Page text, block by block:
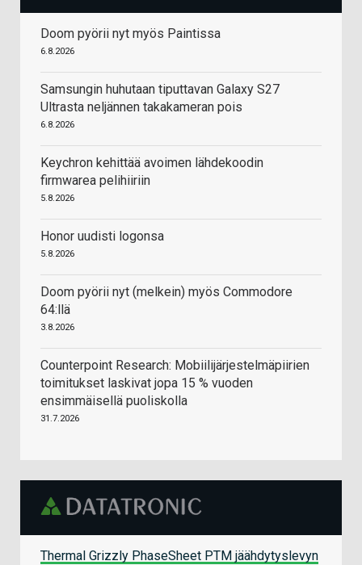
Doom pyörii nyt myös Paintissa
6.8.2026
Samsungin huhutaan tiputtavan Galaxy S27
Ultrasta neljännen takakameran pois
6.8.2026
Keychron kehittää avoimen lähdekoodin
firmwarea pelihiiriin
5.8.2026
Honor uudisti logonsa
5.8.2026
Doom pyörii nyt (melkein) myös Commodore
64:llä
3.8.2026
Counterpoint Research: Mobiilijärjestelmäpiirien
toimitukset laskivat jopa 15 % vuoden
ensimmäisellä puoliskolla
31.7.2026
Thermal Grizzly PhaseSheet PTM jäähdytyslevyn